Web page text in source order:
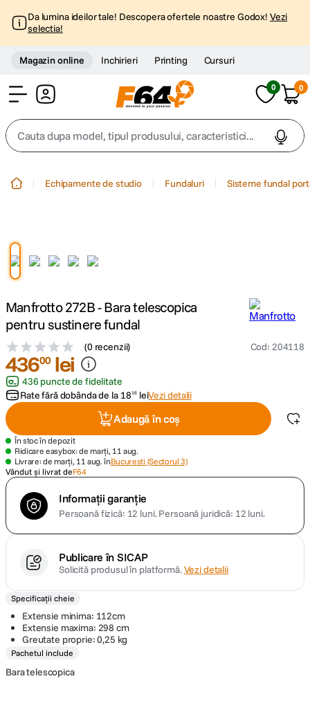
Da lumina ideilor tale! Descopera ofertele noastre Godox! Vezi
selectia!
Magazin online Inchirieri Printing Cursuri
0 0
Cauta dupa model, tipul produsului, caracteristici...
4. peak design
canon sx740 hs
6. lavaliera
sony fx
8. card memorie
9. dji mic mini
10. dji osmo
Echipamente de studio Fundaluri Sisteme fundal
Manfrotto 272B - Bara telescopica
pentru sustinere fundal
(0 recenzii) Cod: 204118
43600 lei
436 puncte de fidelitate
Rate fără dobânda de la 1816 leiVezi detalii
Adaugă în coș
În stoc în depozit
Ridicare easybox: de marți, 11 aug.
Livrare: de marți, 11 aug. înBucuresti (Sectorul 3)
Vândut și livrat deF64
Informații garanție
Persoană fizică: 12 luni.Persoană juridică: 12 luni.
Publicare în SICAP
Solicită produsul în platformă.Vezi detalii
Specificații cheie
Extensie minima: 112cm
Extensie maxima: 298 cm
Greutate proprie: 0,25 kg
Pachetul include
Bara telescopica